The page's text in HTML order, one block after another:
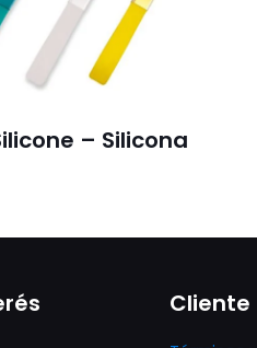
– Silicona
Cliente